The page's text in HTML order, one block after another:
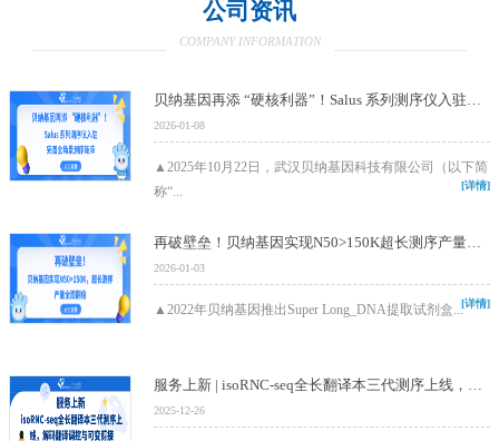
公司资讯
COMPANY INFORMATION
贝纳基因再添 “硬核利器”！Salus 系列测序仪入驻，完善全场景测序矩阵
2026-01-08
▲2025年10月22日，武汉贝纳基因科技有限公司（以下简
称“...
[详情]
再破壁垒！贝纳基因实现N50>150K超长测序产量全面翻倍
2026-01-03
▲2022年贝纳基因推出Super Long_DNA提取试剂盒...[详情]
服务上新 | isoRNC-seq全长翻译本三代测序上线，解码翻译调控与可变剪接
2025-12-26